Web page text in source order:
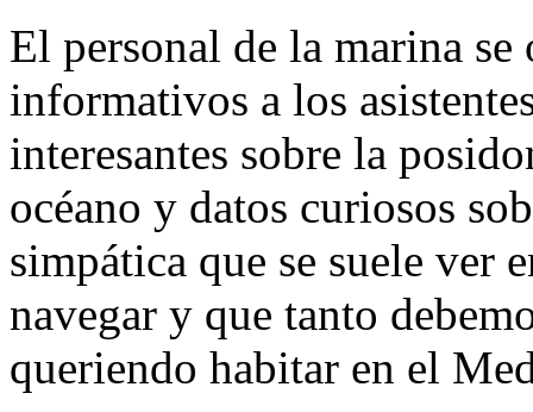
El personal de la marina
informativos a los
interesantes sobre la
océano y datos curiosos
simpática que se suele ver
navegar y que tanto
queriendo habitar en el